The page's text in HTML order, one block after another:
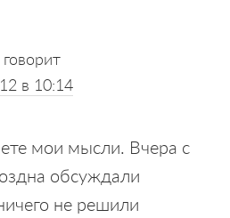
говорит
в 10:14
мои мысли. Вчера с
обсуждали
не решили